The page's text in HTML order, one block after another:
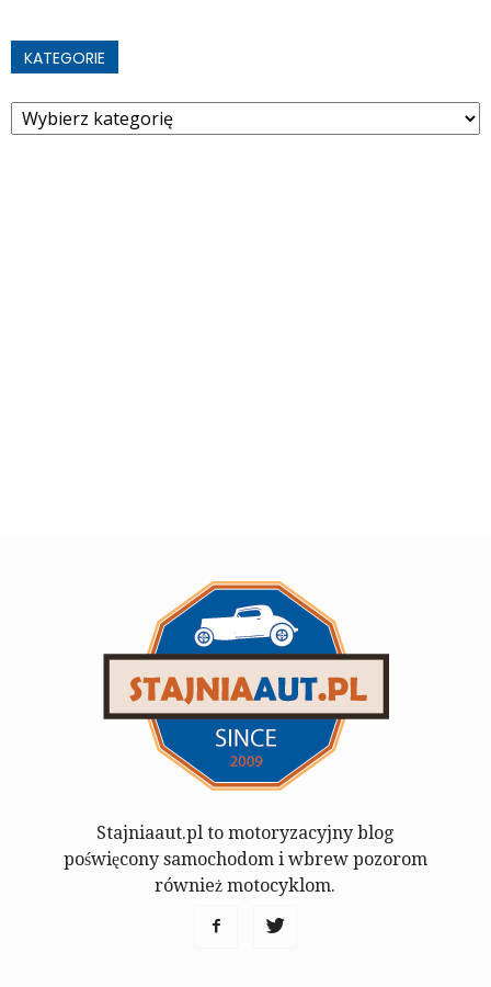
KATEGORIE
Kategorie
Stajniaaut.pl to motoryzacyjny blog
poświęcony samochodom i wbrew pozorom
również motocyklom.